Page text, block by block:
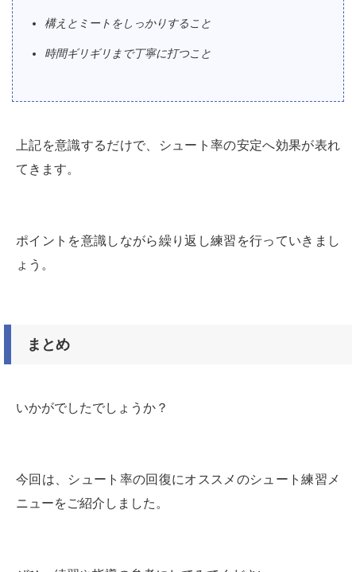
構えとミートをしっかりすること
時間ギリギリまで丁寧に打つこと
上記を意識するだけで、シュート率の安定へ効果が表れ
てきます。
ポイントを意識しながら繰り返し練習を行っていきまし
ょう。
まとめ
いかがでしたでしょうか？
今回は、シュート率の回復にオススメのシュート練習メ
ニューをご紹介しました。